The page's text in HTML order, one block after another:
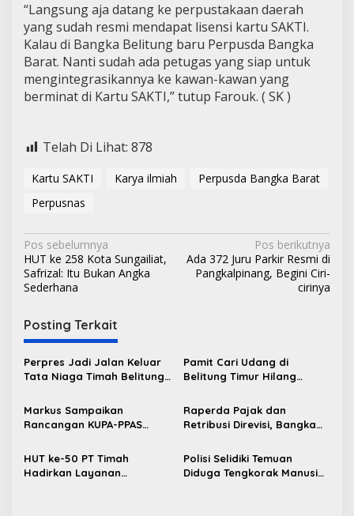
“Langsung aja datang ke perpustakaan daerah
yang sudah resmi mendapat lisensi kartu SAKTI.
Kalau di Bangka Belitung baru Perpusda Bangka
Barat. Nanti sudah ada petugas yang siap untuk
mengintegrasikannya ke kawan-kawan yang
berminat di Kartu SAKTI,” tutup Farouk. ( SK )
Telah Di Lihat: 878
Kartu SAKTI Karya ilmiah
Perpusda Bangka Barat
Perpusnas
N
a
v
i
g
a
s
i
p
s
Pos sebelumnya
HUT ke 258 Kota Sungailiat,
Safrizal: Itu Bukan Angka
Sederhana
Pos berikutnya
Ada 372 Juru Parkir Resmi di
Pangkalpinang, Begini Ciri-
cirinya
Posting Terkait
Perpres Jadi Jalan Keluar
Tata Niaga Timah Belitung,
Masyarakat Bersabar
Pamit Cari Udang di
Belitung Timur Hilang
Kolong Kero
Markus Sampaikan
Rancangan KUPA-PPAS
DPRD Bangka Barat
Raperda Pajak dan
Retribusi Direvisi, Bangka
Retribusi Baru
HUT ke-50 PT Timah
Hadirkan Layanan
Polisi Selidiki Temuan
Diduga Tengkorak Manusia